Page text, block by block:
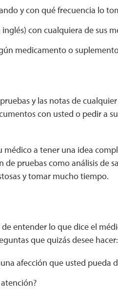
y con qué frecuencia lo
con cualquiera de sus
medicamento o
y las notas de
con usted o pedir a
a tener una idea
pruebas como análisis de
y tomar mucho tiempo.
entender lo que dice el
que quizás desee hacer:
afección que usted pueda